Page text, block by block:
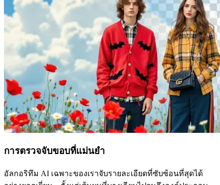
การตรวจจับขอบที่แม่นยำ
อัลกอริทึม AI เฉพาะของเราจับรายละเอียดที่ซับซ้อนที่สุดได้